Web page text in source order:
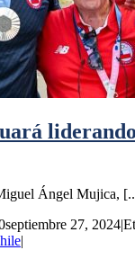
Ángel Mujica,
septiembre 27, 2024|
|